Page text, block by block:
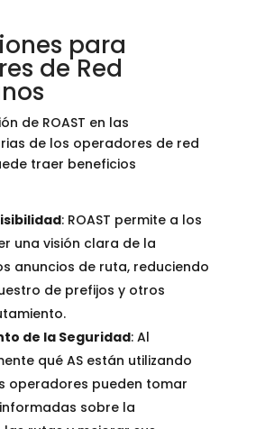
para
de Red
de ROAST en las
de los operadores de red
traer beneficios
: ROAST permite a los
una visión clara de la
anuncios de ruta, reduciendo
de prefijos y otros
de la Seguridad: Al
qué AS están utilizando
operadores pueden tomar
sobre la